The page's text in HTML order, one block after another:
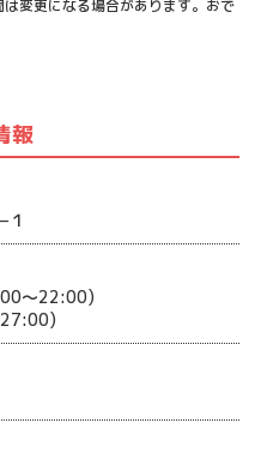
変更になる場合があります。おで
報
１
〜22:00)